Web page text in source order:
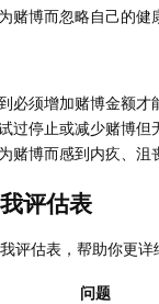
赌博而忽略自己的健
必须增加赌博金额才
过停止或减少赌博但
赌博而感到内疚、沮
评估表
评估表，帮助你更详
问题